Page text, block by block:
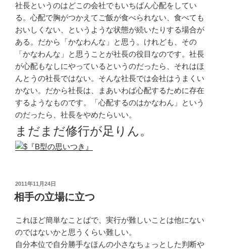
社長というのはどこの会社でもいちばん心配をしてい
る。心配で胸がつかえてご飯が食べられない、食べても
おいしくない、というような状態が続いたりする場合が
ある。だから「かなわんな」と思う。けれども、その
「かなわんな」と思うことが社長の役目なのです。社長
が心配もなしにやっているというのだったら、それはほ
んとうの社長ではない。そんな社長では会社はうまくい
かない。だから社長は、まあいわば心配するために存在
するようなものです。「心配するのはかなわん」という
のだったら、社長をやめたらいい。
まだまだ修行が足りん。
投
稿
日:
2011年11月24日
相手の立場に立つ
これほど簡単なことばで、実行が難しいことは他にない
のではないかと思うくらい難しい。
自分本位で自分勝手なほんの小さなちょっとした判断や